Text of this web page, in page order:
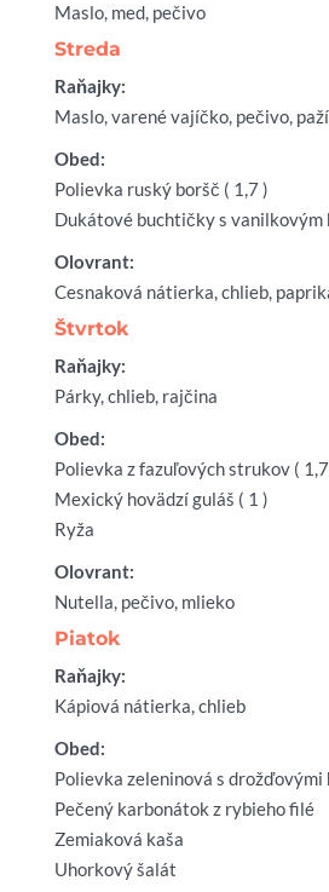
Maslo, med, pečivo
Streda
Raňajky:
Maslo, varené vajíčko, pečivo,
Obed:
Polievka ruský boršč ( 1,7 )
Dukátové buchtičky s vanilkovým
Olovrant:
Cesnaková nátierka, chlieb,
Štvrtok
Raňajky:
Párky, chlieb, rajčina
Obed:
Polievka z fazuľových strukov (
Mexický hovädzí guláš ( 1 )
Ryža
Olovrant:
Nutella, pečivo, mlieko
Piatok
Raňajky:
Kápiová nátierka, chlieb
Obed:
Polievka zeleninová s drožďovými
Pečený karbonátok z rybieho filé
Zemiaková kaša
Uhorkový šalát